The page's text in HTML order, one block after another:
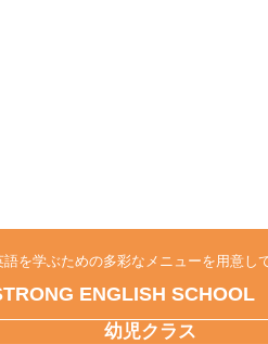
語を学ぶための多彩なメニューを用意し
ENGLISH SCHOOL
幼児クラス